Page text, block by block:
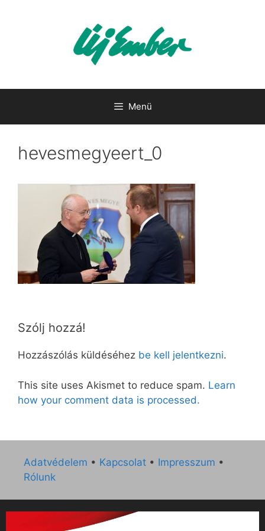
Menü
hevesmegyeert_0
Szólj hozzá!
Hozzászólás küldéséhez be kell jelentkezni.
This site uses Akismet to reduce spam. Learn
how your comment data is processed.
Adatvédelem • Kapcsolat • Impresszum •
Rólunk